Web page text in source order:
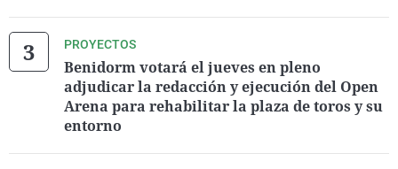
PROYECTOS
Benidorm votará el jueves en pleno
adjudicar la redacción y ejecución del Open
Arena para rehabilitar la plaza de toros y su
entorno